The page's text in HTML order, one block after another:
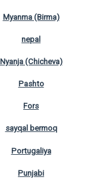
Myanma (Birma)
nepal
Nyanja (Chicheva)
Pashto
Fors
sayqal bermoq
Portugaliya
Punjabi